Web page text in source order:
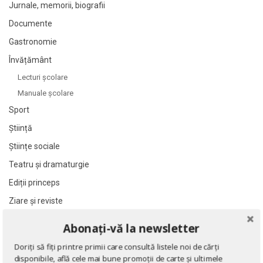
Al James
Al. Alexianu
Al. Caprariu
Al. Dumitrescu
Al. Philippide
Al. Piru
Alain Besancon
Alain Bombard
Alain Danielou
Alain Lallemand
Alain Lesage
Alain Manevy
Alan Butler
Alan Dean Foster
Al James
Al. Alexianu
Al. Caprariu
Al. Dumitrescu
Al. Philippide
Al. Piru
Alain Besancon
Alain Bombard
Alain Danielou
Alain Lallemand
Alain Lesage
Alain Manevy
Alan Butler
Alan Dean Foster
Jurnale, memorii, biografii
Documente
Gastronomie
Învățământ
Lecturi şcolare
Manuale şcolare
Sport
Știință
Științe sociale
Teatru și dramaturgie
Ediții princeps
Ziare şi reviste
Cărți în limba engleză
Abonați-vă la newsletter
Doriți să fiți printre primii care consultă listele noi de cărți
disponibile, află cele mai bune promoții de carte și ultimele